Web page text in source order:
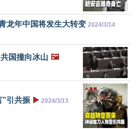
龙年中国将发生大转变 2024/3/14
国撞向冰山 🖼️
”引共振 ▶️ 2024/3/13